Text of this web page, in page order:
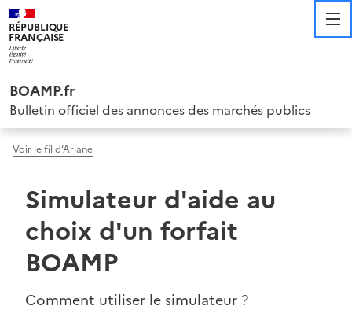
RÉPUBLIQUE
FRANÇAISE
BOAMP.fr
Bulletin officiel des annonces des marchés publics
Voir le fil d’Ariane
Simulateur d'aide au
choix d'un forfait
BOAMP
Comment utiliser le simulateur ?